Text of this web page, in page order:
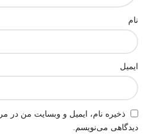
نام
ایمیل
ذخیره نام، ایمیل و وبسایت من در
دیدگاهی می‌نویسم.